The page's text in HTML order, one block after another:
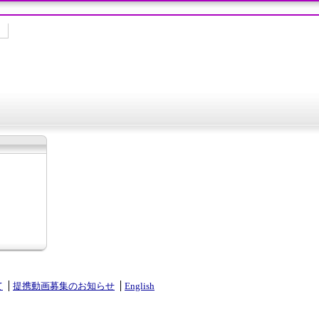
提携動画募集のお知らせ English